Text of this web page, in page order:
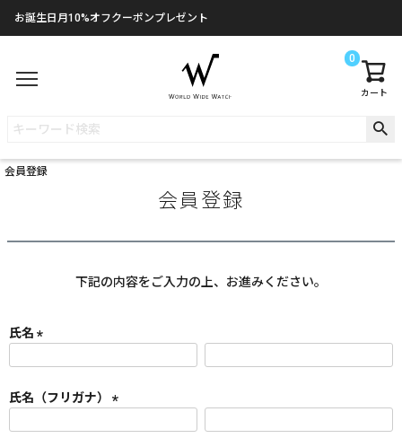
お誕生日月10%オフクーポンプレゼント
カート
0
会員登録
会員登録
下記の内容をご入力の上、お進みください。
氏名
須
)
氏名（フリガナ）